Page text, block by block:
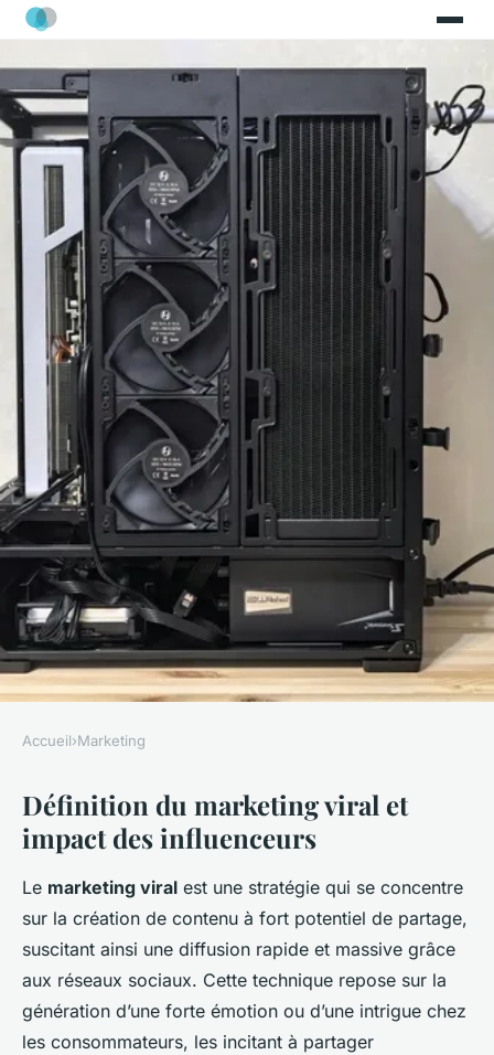
Les Influenceurs et le
Marketing Viral : La Recette
du Succès ?
Noémie 8 avril 2025 • 4 min de lecture
Accueil›Marketing
Définition du marketing viral et
impact des influenceurs
Le marketing viral est une stratégie qui se concentre
sur la création de contenu à fort potentiel de partage,
suscitant ainsi une diffusion rapide et massive grâce
aux réseaux sociaux. Cette technique repose sur la
génération d’une forte émotion ou d’une intrigue chez
les consommateurs, les incitant à partager